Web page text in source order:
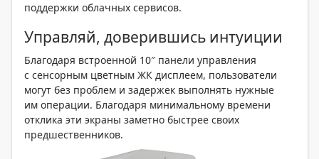
поддержки облачных сервисов.
Управляй, доверившись интуиции
Благодаря встроенной 10″ панели управления
c сенсорным цветным ЖК дисплеем, пользователи
могут без проблем и задержек выполнять нужные
им операции. Благодаря минимальному времени
отклика эти экраны заметно быстрее своих
предшественников.